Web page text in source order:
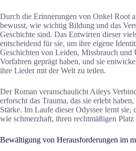
Durch die Erinnerungen von Onkel Root
bewusst, wie wichtig Bildung und das
Geschichte sind. Das Entwirren dieser
entscheidend für sie, um ihre eigene
Geschichten von Leiden, Missbrauch und
Vorfahren geprägt haben, und sie
ihre Lieder mit der Welt zu teilen.
Der Roman veranschaulicht Aileys
erforscht das Trauma, das sie erlebt
Stärke. Im Laufe dieser Odyssee lernt sie,
wie schmerzhaft, ihren rechtmäßigen
Bewältigung von Herausforderungen im